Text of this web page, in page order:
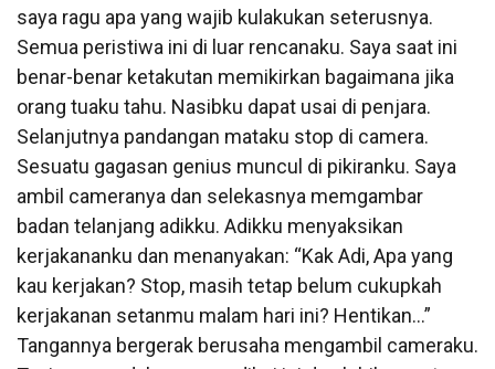
saya ragu apa yang wajib kulakukan seterusnya.
Semua peristiwa ini di luar rencanaku. Saya saat ini
benar-benar ketakutan memikirkan bagaimana jika
orang tuaku tahu. Nasibku dapat usai di penjara.
Selanjutnya pandangan mataku stop di camera.
Sesuatu gagasan genius muncul di pikiranku. Saya
ambil cameranya dan selekasnya memgambar
badan telanjang adikku. Adikku menyaksikan
kerjakananku dan menanyakan: “Kak Adi, Apa yang
kau kerjakan? Stop, masih tetap belum cukupkah
kerjakanan setanmu malam hari ini? Hentikan…”
Tangannya bergerak berusaha mengambil cameraku.